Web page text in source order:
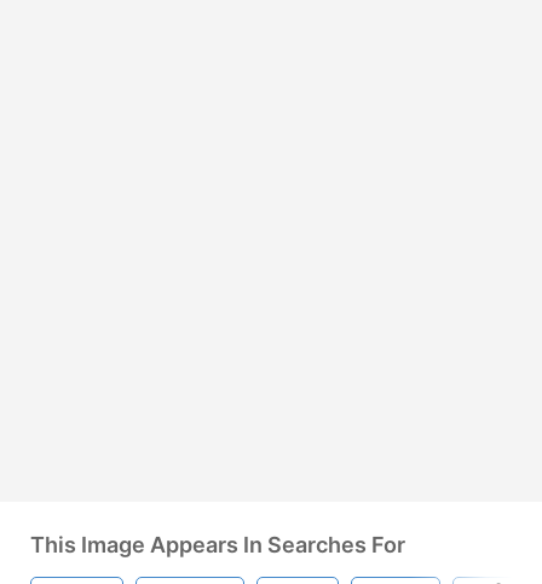
This Image Appears In Searches For